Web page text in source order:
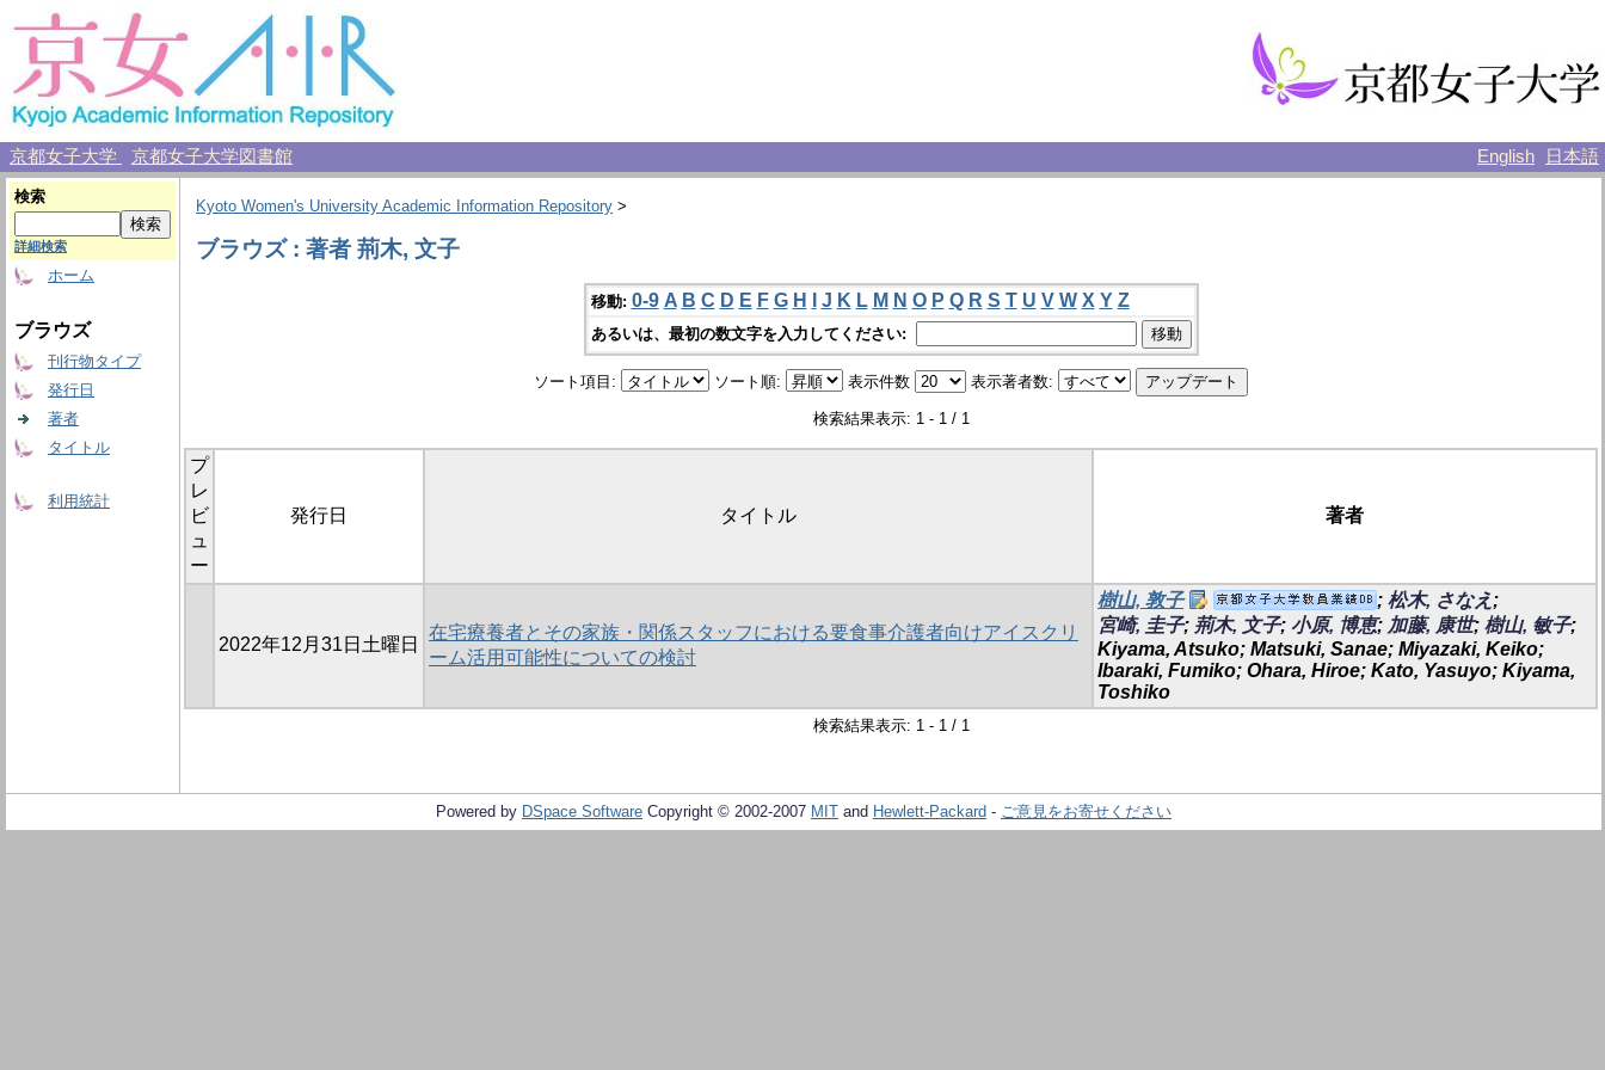
京都女子大学 京都女子大学図書館 English 日本語
検索
詳細検索
ホーム
ブラウズ
刊行物タイプ
発行日
著者
タイトル
利用統計
Kyoto Women's University Academic Information Repository >
ブラウズ : 著者 荊木, 文子
移動: 0-9 A B C D E F G H J K L M N O P Q R S T U V W X Y Z
あるいは、最初の数文字を入力してください:
ソート項目: ソート順: 表示件数 表示著者数:
検索結果表示: 1 - 1 / 1
プ
レ
ビ
ュ
ー
発行日 タイトル 著者
2022年12月31日土曜日
在宅療養者とその家族・関係スタッフにおける要食事介護者向けアイスクリ
ーム活用可能性についての検討
樹山, 敦子 ; 松木, さなえ;
宮崎, 圭子; 荊木, 文子; 小原, 博恵; 加藤, 康世; 樹山, 敏子;
Kiyama, Atsuko; Matsuki, Sanae; Miyazaki, Keiko;
Ibaraki, Fumiko; Ohara, Hiroe; Kato, Yasuyo; Kiyama,
Toshiko
検索結果表示: 1 - 1 / 1
Powered by DSpace Software Copyright © 2002-2007 MIT and Hewlett-Packard - ご意見をお寄せください